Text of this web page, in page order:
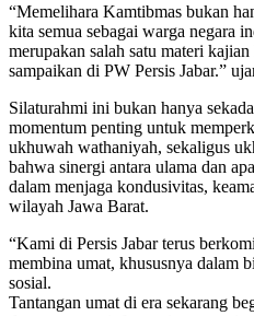
“Memelihara Kamtibmas bukan
kita semua sebagai warga negara
merupakan salah satu materi
sampaikan di PW Persis Jabar.”
Silaturahmi ini bukan hanya
momentum penting untuk
ukhuwah wathaniyah, sekaligus
bahwa sinergi antara ulama dan
dalam menjaga kondusivitas,
wilayah Jawa Barat.
“Kami di Persis Jabar terus
membina umat, khususnya dalam
sosial.
Tantangan umat di era sekarang